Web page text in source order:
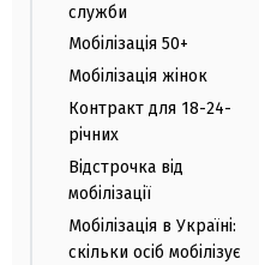
служби
Мобілізація 50+
Мобілізація жінок
Контракт для 18-24-
річних
Відстрочка від
мобілізації
Мобілізація в Україні:
скільки осіб мобілізує